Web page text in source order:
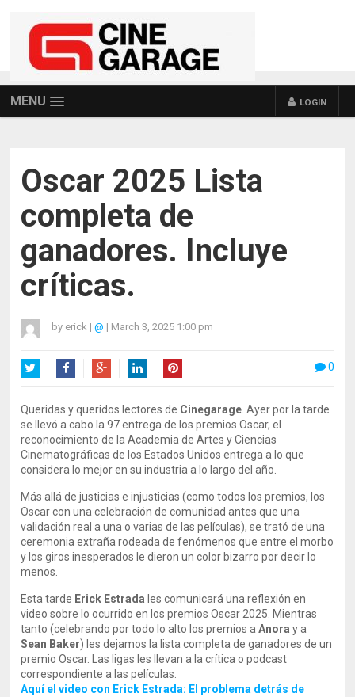
MENU LOGIN
Oscar 2025 Lista
completa de
ganadores. Incluye
críticas.
by erick | @ | March 3, 2025 1:00 pm
0
Queridas y queridos lectores de Cinegarage . Ayer por la tarde
se llevó a cabo la 97 entrega de los premios Oscar, el
reconocimiento de la Academia de Artes y Ciencias
Cinematográficas de los Estados Unidos entrega a lo que
considera lo mejor en su industria a lo largo del año.
Más allá de justicias e injusticias (como todos los premios, los
Oscar con una celebración de comunidad antes que una
validación real a una o varias de las películas), se trató de una
ceremonia extraña rodeada de fenómenos que entre el morbo
y los giros inesperados le dieron un color bizarro por decir lo
menos.
Esta tarde Erick Estrada les comunicará una reflexión en
video sobre lo ocurrido en los premios Oscar 2025. Mientras
tanto (celebrando por todo lo alto los premios aAnora y a
Sean Baker) les dejamos la lista completa de ganadores de un
premio Oscar. Las ligas les llevan a la crítica o podcast
correspondiente a las películas.
Aquí el video con Erick Estrada: El problema detrás de